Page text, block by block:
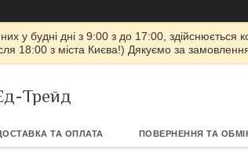
у будні дні з 9:00 з до 17:00, здійснюється
18:00 з міста Києва!) Дякуємо за
Трейд
ТА ОПЛАТА ПОВЕРНЕННЯ ТА